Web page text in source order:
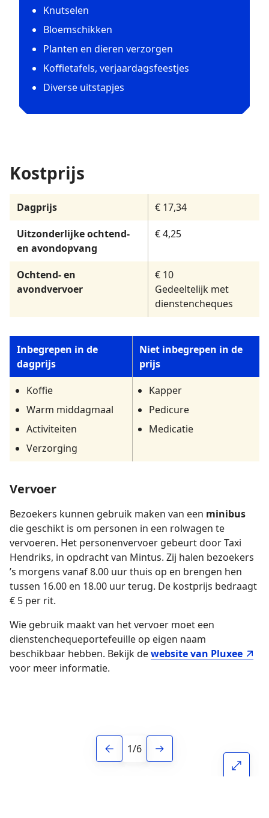
Knutselen
Bloemschikken
Planten en dieren verzorgen
Koffietafels, verjaardagsfeestjes
Diverse uitstapjes
Kostprijs
Dagprijs
€ 17,34
Uitzonderlijke ochtend-
en avondopvang
€ 4,25
Ochtend- en
avondvervoer
€ 10
Gedeeltelijk met
dienstencheques
Inbegrepen in de
dagprijs
Niet inbegrepen in de
prijs
Koffie
Warm middagmaal
Activiteiten
Verzorging
Kapper
Pedicure
Medicatie
Vervoer
Bezoekers kunnen gebruik maken van een minibus
die geschikt is om personen in een rolwagen te
vervoeren. Het personenvervoer gebeurt door Taxi
Hendriks, in opdracht van Mintus. Zij halen bezoekers
’s morgens vanaf 8.00 uur thuis op en brengen hen
tussen 16.00 en 18.00 uur terug. De kostprijs bedraagt
€ 5 per rit.
Wie gebruik maakt van het vervoer moet een
dienstenchequeportefeuille op eigen naam
beschikbaar hebben. Bekijk dewebsite van Pluxee
voor meer informatie.
1/6